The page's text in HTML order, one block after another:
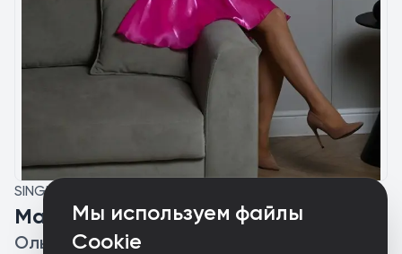
Мы используем файлы
Cookie
SINGLE
Манаймастӑп эп сана
Ольга Осипова